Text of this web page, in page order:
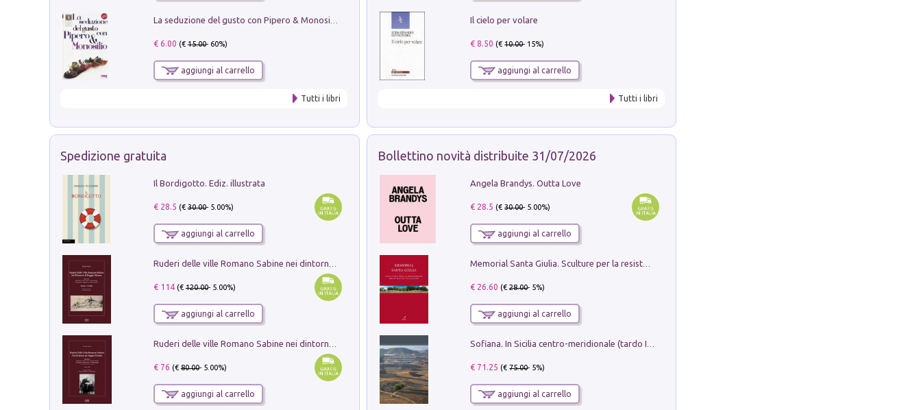
€ 6.00 (€15.00- 60%)
aggiungi al carrello
Tutti i libri
Il cielo per volare
€ 8.50 (€10.00- 15%)
aggiungi al carrello
Tutti i libri
Spedizione gratuita
Il Bordigotto. Ediz. illustrata
€ 28.5 (€30.00- 5.00%)
aggiungi al carrello
€ 114(€120.00- 5.00%)
aggiungi al carrello
€ 76 (€80.00- 5.00%)
aggiungi al carrello
Bollettino novità distribuite 31/07/2026
Angela Brandys. Outta Love
€ 28.5 (€30.00- 5.00%)
aggiungi al carrello
€ 26.60 (€28.00- 5%)
aggiungi al carrello
€ 71.25 (€75.00- 5%)
aggiungi al carrello